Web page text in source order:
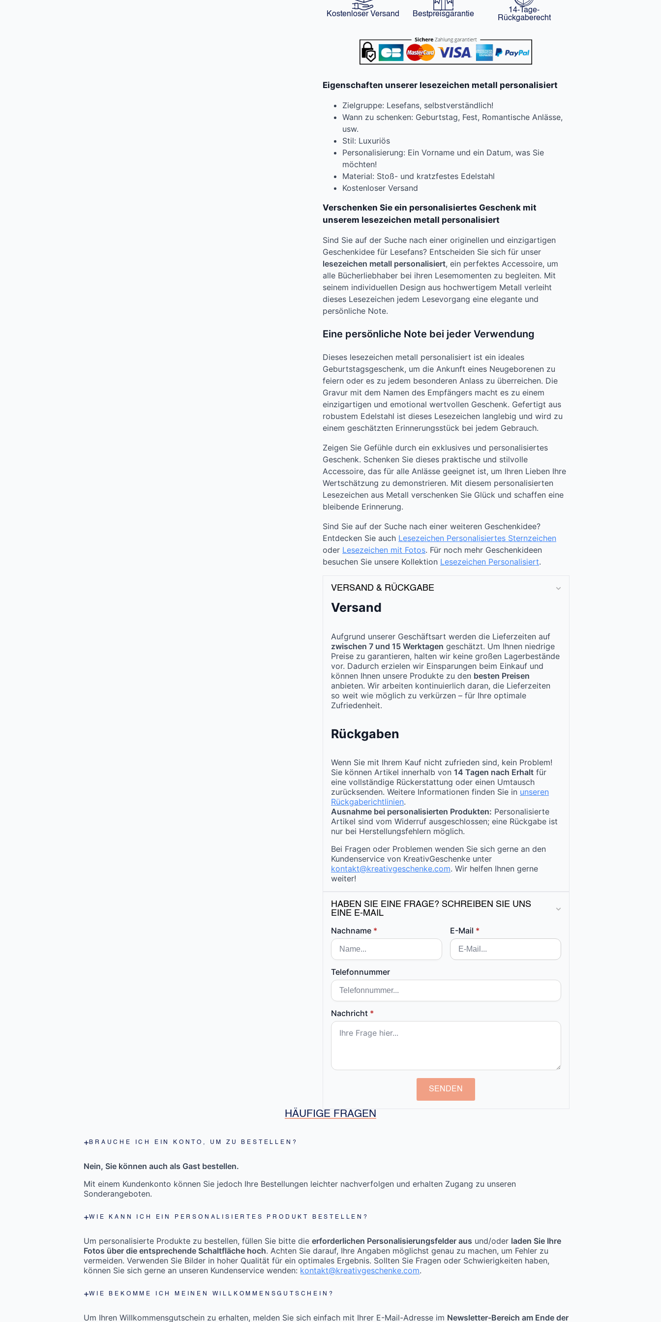
Kostenloser Versand Bestpreisgarantie
14-Tage-
Rückgaberecht
Eigenschaften unserer lesezeichen metall personalisiert
Zielgruppe: Lesefans, selbstverständlich!
Wann zu schenken: Geburtstag, Fest, Romantische Anlässe,
usw.
Stil: Luxuriös
Personalisierung: Ein Vorname und ein Datum, was Sie
möchten!
Material: Stoß- und kratzfestes Edelstahl
Kostenloser Versand
Verschenken Sie ein personalisiertes Geschenk mit
unserem lesezeichen metall personalisiert
Sind Sie auf der Suche nach einer originellen und einzigartigen
Geschenkidee für Lesefans? Entscheiden Sie sich für unser
lesezeichen metall personalisiert, ein perfektes Accessoire, um
alle Bücherliebhaber bei ihren Lesemomenten zu begleiten. Mit
seinem individuellen Design aus hochwertigem Metall verleiht
dieses Lesezeichen jedem Lesevorgang eine elegante und
persönliche Note.
Eine persönliche Note bei jeder Verwendung
Dieses lesezeichen metall personalisiert ist ein ideales
Geburtstagsgeschenk, um die Ankunft eines Neugeborenen zu
feiern oder es zu jedem besonderen Anlass zu überreichen. Die
Gravur mit dem Namen des Empfängers macht es zu einem
einzigartigen und emotional wertvollen Geschenk. Gefertigt aus
robustem Edelstahl ist dieses Lesezeichen langlebig und wird zu
einem geschätzten Erinnerungsstück bei jedem Gebrauch.
Zeigen Sie Gefühle durch ein exklusives und personalisiertes
Geschenk. Schenken Sie dieses praktische und stilvolle
Accessoire, das für alle Anlässe geeignet ist, um Ihren Lieben Ihre
Wertschätzung zu demonstrieren. Mit diesem personalisierten
Lesezeichen aus Metall verschenken Sie Glück und schaffen eine
bleibende Erinnerung.
Sind Sie auf der Suche nach einer weiteren Geschenkidee?
Entdecken Sie auch Lesezeichen Personalisiertes Sternzeichen
oder Lesezeichen mit Fotos. Für noch mehr Geschenkideen
besuchen Sie unsere Kollektion Lesezeichen Personalisiert.
VERSAND & RÜCKGABE
Versand
Aufgrund unserer Geschäftsart werden die Lieferzeiten auf
zwischen 7 und 15 Werktagen geschätzt. Um Ihnen niedrige
Preise zu garantieren, halten wir keine großen Lagerbestände
vor. Dadurch erzielen wir Einsparungen beim Einkauf und
können Ihnen unsere Produkte zu den besten Preisen
anbieten. Wir arbeiten kontinuierlich daran, die Lieferzeiten
so weit wie möglich zu verkürzen – für Ihre optimale
Zufriedenheit.
Rückgaben
Wenn Sie mit Ihrem Kauf nicht zufrieden sind, kein Problem!
Sie können Artikel innerhalb von 14 Tagen nach Erhalt für
eine vollständige Rückerstattung oder einen Umtausch
zurücksenden. Weitere Informationen finden Sie in unseren
Rückgaberichtlinien.
Ausnahme bei personalisierten Produkten: Personalisierte
Artikel sind vom Widerruf ausgeschlossen; eine Rückgabe ist
nur bei Herstellungsfehlern möglich.
Bei Fragen oder Problemen wenden Sie sich gerne an den
Kundenservice von KreativGeschenke unter
kontakt@kreativgeschenke.com. Wir helfen Ihnen gerne
weiter!
HABEN SIE EINE FRAGE? SCHREIBEN SIE UNS
EINE E-MAIL
Nachname * E-Mail *
Telefonnummer
Nachricht *
SENDEN
HÄUFIGE FRAGEN
BRAUCHE ICH EIN KONTO, UM ZU BESTELLEN?
Nein, Sie können auch als Gast bestellen.
Mit einem Kundenkonto können Sie jedoch Ihre Bestellungen leichter nachverfolgen und erhalten Zugang zu unseren
Sonderangeboten.
WIE KANN ICH EIN PERSONALISIERTES PRODUKT BESTELLEN?
Um personalisierte Produkte zu bestellen, füllen Sie bitte dieerforderlichen Personalisierungsfelder aus und/oder laden Sie Ihre
Fotos über die entsprechende Schaltfläche hoch. Achten Sie darauf, Ihre Angaben möglichst genau zu machen, um Fehler zu
vermeiden. Verwenden Sie Bilder in hoher Qualität für ein optimales Ergebnis. Sollten Sie Fragen oder Schwierigkeiten haben,
können Sie sich gerne an unseren Kundenservice wenden: kontakt@kreativgeschenke.com.
WIE BEKOMME ICH MEINEN WILLKOMMENSGUTSCHEIN?
Um Ihren Willkommensgutschein zu erhalten, melden Sie sich einfach mit Ihrer E-Mail-Adresse im Newsletter-Bereich am Ende der